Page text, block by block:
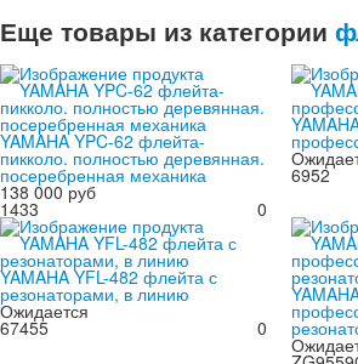
Еще товары из категории
YAMAHA YPC-62 флейта-
пикколо. полностью деревянная.
посеребренная механика
138 000 руб
0
1433
6952
YAMAHA YFL-482 флейта с
резонаторами, в линию
Ожидается
0
67455